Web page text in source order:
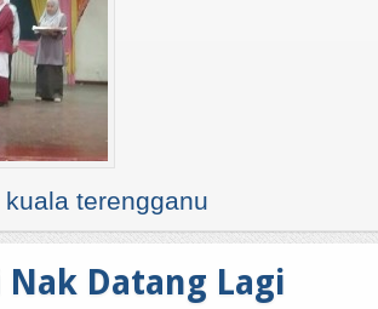
terengganu
Nak Datang Lagi